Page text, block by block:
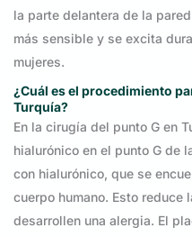
la parte delantera de la
más sensible y se excita
mujeres.
¿Cuál es el procedimiento
Turquía?
En la cirugía del punto G en
hialurónico en el punto G de
con hialurónico, que se
cuerpo humano. Esto
desarrollen una alergia. El